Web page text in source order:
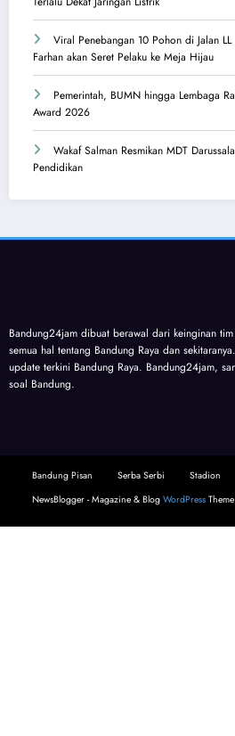
Viral Penebangan 10 Pohon di Jalan
Farhan akan Seret Pelaku ke Meja Hijau
Pemerintah, BUMN hingga Lembaga
Award 2026
Wakaf Salman Resmikan MDT
Pendidikan
Bandung24jam dibuat berawal dari keinginan
semua hal tentang Bandung Raya dan
update terkini Bandung Raya. Bandung24jam,
soal Bandung.
Bandung Pisan Serba Serbi Stadion
NewsBlogger - Magazine & Blog WordPress